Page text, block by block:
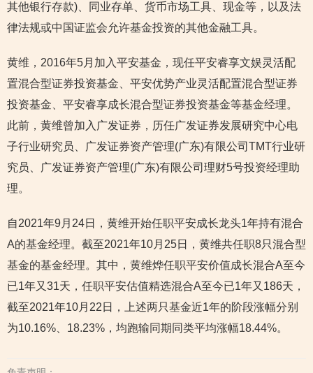
其他银行存款)、同业存单、货币市场工具、现金等，以及法
律法规或中国证监会允许基金投资的其他金融工具。
黄维，2016年5月加入平安基金，现任平安睿享文娱灵活配
置混合型证券投资基金、平安优势产业灵活配置混合型证券
投资基金、平安睿享成长混合型证券投资基金等基金经理。
此前，黄维曾加入广发证券，历任广发证券发展研究中心电
子行业研究员、广发证券资产管理(广东)有限公司TMT行业研
究员、广发证券资产管理(广东)有限公司理财5号投资经理助
理。
自2021年9月24日，黄维开始任职平安成长龙头1年持有混合
A的基金经理。截至2021年10月25日，黄维共任职8只混合型
基金的基金经理。其中，黄维烨任职平安价值成长混合A至今
已1年又31天，任职平安估值精选混合A至今已1年又186天，
截至2021年10月22日，上述两只基金近1年的阶段涨幅分别
为10.16%、18.23%，均跑输同期同类平均涨幅18.44%。